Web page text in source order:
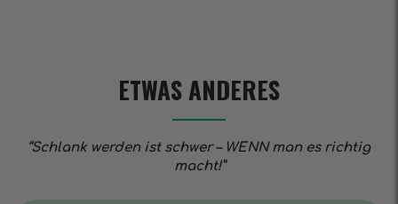
ETWAS ANDERES
“Schlank werden ist schwer – WENN man es richtig
macht!”